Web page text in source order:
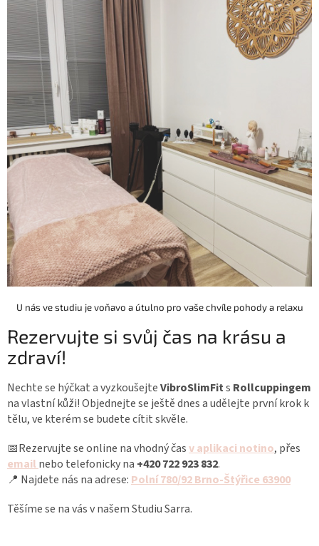
U nás ve studiu je voňavo a útulno pro vaše chvíle pohody a relaxu
Rezervujte si svůj čas na krásu a
zdraví!
Nechte se hýčkat a vyzkoušejteVibroSlimFits Rollcuppingem
na vlastní kůži! Objednejte se ještě dnes a udělejte první krok k
tělu, ve kterém se budete cítit skvěle.
📅Rezervujte se online na vhodný časv aplikaci notino, přes
email nebo telefonicky na +420 722 923 832.
📍 Najdete nás na adrese: Polní 780/92 Brno-Štýřice 63900
Těšíme se na vás v našem Studiu Sarra.